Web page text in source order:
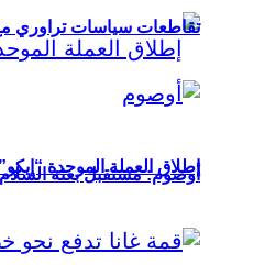
إطلاق العملة الموحدة “إيكو” في 2027.. “إيكواس” تمضي قدمًا
تقاطعات سياسات تراوري مع
أوصوم: مستقبل بعثة